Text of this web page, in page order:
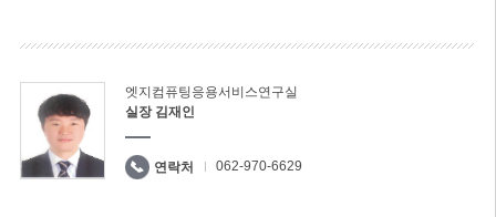
엣지컴퓨팅응용서비스연구실
실장 김재인
연락처 062-970-6629